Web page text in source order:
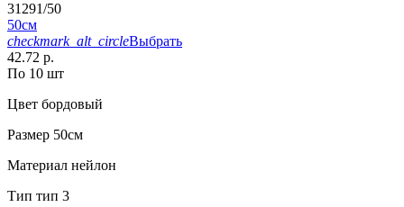
31291/50
50см
checkmark_alt_circleВыбрать
42.72 р.
По 10 шт
Цвет бордовый
Размер 50см
Материал нейлон
Тип тип 3